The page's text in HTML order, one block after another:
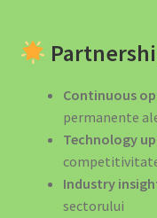
Continuous
permanente
Technology
Industry
sectorului